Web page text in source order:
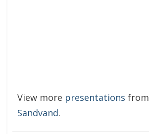
View more presentations from
Sandvand.